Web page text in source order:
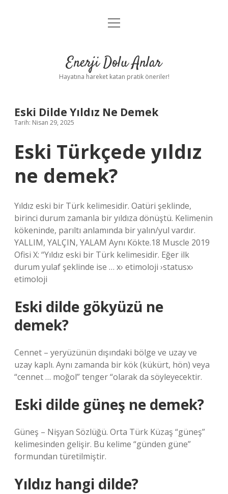
Anasayfa
Yasal Uyarı
menüyü
Enerji Dolu Anlar
Hayatına hareket katan pratik öneriler!
Eski Dilde Yıldız Ne Demek
Tarih: Nisan 29, 2025
Eski Türkçede yıldız
ne demek?
Yıldız eski bir Türk kelimesidir. Oatüri şeklinde,
birinci durum zamanla bir yıldıza dönüştü. Kelimenin
kökeninde, parıltı anlamında bir yalın/yul vardır.
YALLIM, YALÇIN, YALAM Aynı Kökte.18 Muscle 2019
Ofisi X: “Yıldız eski bir Türk kelimesidir. Eğer ilk
durum yulaf şeklinde ise … x› etimoloji ›statusx›
etimoloji
Eski dilde gökyüzü ne
demek?
Cennet – yeryüzünün dışındaki bölge ve uzay ve
uzay kaplı. Aynı zamanda bir kök (kükürt, hön) veya
“cennet … moğol” tenger “olarak da söyleyecektir.
Eski dilde güneş ne demek?
Güneş – Nişyan Sözlüğü. Orta Türk Küzaş “güneş”
kelimesinden gelişir. Bu kelime “günden güne”
formundan türetilmiştir.
Yıldız hangi dilde?